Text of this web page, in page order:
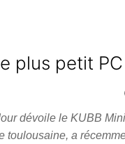
plus petit
dévoile le KUBB
toulousaine, a